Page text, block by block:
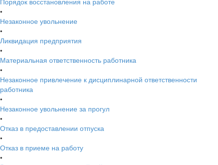
•
Незаконное увольнение
•
Ликвидация предприятия
•
Материальная ответственность работника
•
Незаконное привлечение к дисциплинарной ответственности
работника
•
Незаконное увольнение за прогул
•
Отказ в предоставлении отпуска
•
Отказ в приеме на работу
•